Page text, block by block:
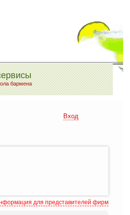
бармена
Вход
для представителей фирм